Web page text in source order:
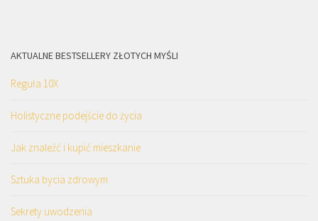
AKTUALNE BESTSELLERY ZŁOTYCH MYŚLI
Reguła 10X
Holistyczne podejście do życia
Jak znaleźć i kupić mieszkanie
Sztuka bycia zdrowym
Sekrety uwodzenia